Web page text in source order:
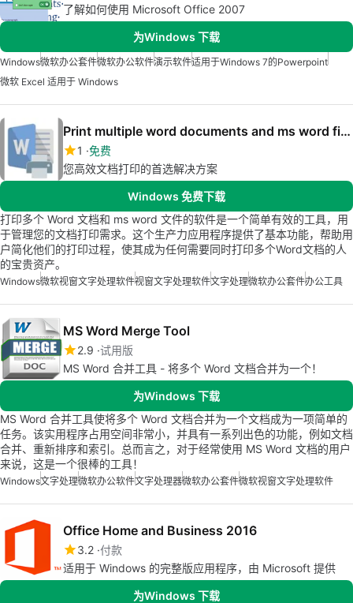
了解如何使用 Microsoft Office 2007
为Windows 下载
Windows微软办公套件微软办公软件演示软件适用于Windows 7的Powerpoint
微软 Excel 适用于 Windows
Print multiple word documents and ms word files Software
1 免费
您高效文档打印的首选解决方案
Windows 免费下载
打印多个 Word 文档和 ms word 文件的软件是一个简单有效的工具，用
于管理您的文档打印需求。这个生产力应用程序提供了基本功能，帮助用
户简化他们的打印过程，使其成为任何需要同时打印多个Word文档的人
的宝贵资产。
Windows微软视窗文字处理软件视窗文字处理软件文字处理微软办公套件办公工具
MS Word Merge Tool
2.9 试用版
MS Word 合并工具 - 将多个 Word 文档合并为一个！
为Windows 下载
MS Word 合并工具使将多个 Word 文档合并为一个文档成为一项简单的
任务。该实用程序占用空间非常小，并具有一系列出色的功能，例如文档
合并、重新排序和索引。总而言之，对于经常使用 MS Word 文档的用户
来说，这是一个很棒的工具！
Windows文字处理微软办公软件文字处理器微软办公套件微软视窗文字处理软件
Office Home and Business 2016
3.2 付款
适用于 Windows 的完整版应用程序，由 Microsoft 提供
为Windows 下载